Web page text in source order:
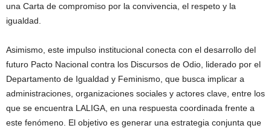
una Carta de compromiso por la convivencia, el respeto y la
igualdad.
Asimismo, este impulso institucional conecta con el desarrollo del
futuro Pacto Nacional contra los Discursos de Odio, liderado por el
Departamento de Igualdad y Feminismo, que busca implicar a
administraciones, organizaciones sociales y actores clave, entre los
que se encuentra LALIGA, en una respuesta coordinada frente a
este fenómeno. El objetivo es generar una estrategia conjunta que